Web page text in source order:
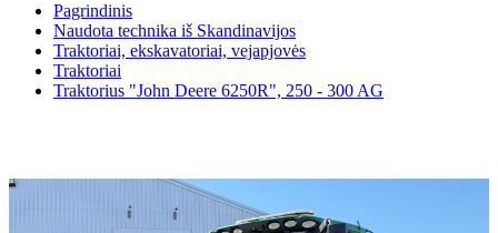
Pagrindinis
Naudota technika iš Skandinavijos
Traktoriai, ekskavatoriai, vejapjovės
Traktoriai
Traktorius "John Deere 6250R", 250 - 300 AG